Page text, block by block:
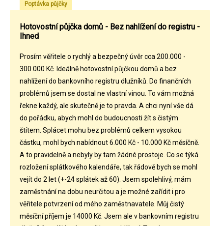
Poptávka půjčky
Hotovostní půjčka domů - Bez nahlížení do registru -
Ihned
Prosím věřitele o rychlý a bezpečný úvěr cca 200.000 -
300.000 Kč. Ideálně hotovostní půjčkou domů a bez
nahlížení do bankovního registru dlužníků. Do finančních
problémů jsem se dostal ne vlastní vinou. To vám možná
řekne každý, ale skutečně je to pravda. A chci nyní vše dá
do pořádku, abych mohl do budoucnosti žít s čistým
štítem. Splácet mohu bez problémů celkem vysokou
částku, mohl bych nabídnout 6.000 Kč - 10.000 Kč měsíčně.
A to pravidelně a nebyly by tam žádné prostoje. Co se týká
rozložení splátkového kalendáře, tak řádově bych se mohl
vejít do 2 let (+-24 splátek až 60). Jsem spolehlivý, mám
zaměstnání na dobu neurčitou a je možné zařídit i pro
věřitele potvrzení od mého zaměstnavatele. Můj čistý
měsíční příjem je 14000 Kč. Jsem ale v bankovním registru